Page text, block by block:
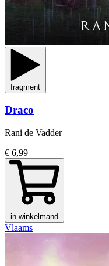
fragment
Draco
Rani de Vadder
€ 6,99
in winkelmand
Vlaams